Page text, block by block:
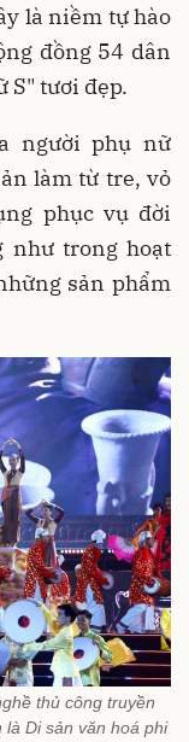
là niềm tự hào
đồng 54 dân
S" tươi đẹp.
người phụ nữ
làm từ tre, vỏ
phục vụ đời
như trong hoạt
sản phẩm
thủ công truyền
Di sản văn hoá phi